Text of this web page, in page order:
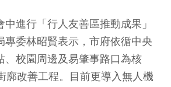
進行「行人友善區推動成果」
專委林昭賢表示，市府依循中央
、校園周邊及易肇事路口為核
廓改善工程。目前更導入無人機